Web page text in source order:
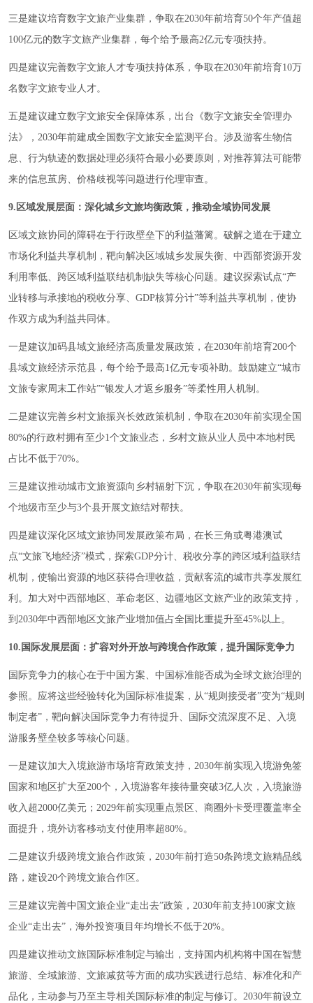
三是建议培育数字文旅产业集群，争取在2030年前培育50个年产值超
100亿元的数字文旅产业集群，每个给予最高2亿元专项扶持。
四是建议完善数字文旅人才专项扶持体系，争取在2030年前培育10万
名数字文旅专业人才。
五是建议建立数字文旅安全保障体系，出台《数字文旅安全管理办
法》，2030年前建成全国数字文旅安全监测平台。涉及游客生物信
息、行为轨迹的数据处理必须符合最小必要原则，对推荐算法可能带
来的信息茧房、价格歧视等问题进行伦理审查。
9.区域发展层面：深化城乡文旅均衡政策，推动全域协同发展
区域文旅协同的障碍在于行政壁垒下的利益藩篱。破解之道在于建立
市场化利益共享机制，靶向解决区域城乡发展失衡、中西部资源开发
利用率低、跨区域利益联结机制缺失等核心问题。建议探索试点“产
业转移与承接地的税收分享、GDP核算分计”等利益共享机制，使协
作双方成为利益共同体。
一是建议加码县域文旅经济高质量发展政策，在2030年前培育200个
县域文旅经济示范县，每个给予最高1亿元专项补助。鼓励建立“城市
文旅专家周末工作站”“银发人才返乡服务”等柔性用人机制。
二是建议完善乡村文旅振兴长效政策机制，争取在2030年前实现全国
80%的行政村拥有至少1个文旅业态，乡村文旅从业人员中本地村民
占比不低于70%。
三是建议推动城市文旅资源向乡村辐射下沉，争取在2030年前实现每
个地级市至少与3个县开展文旅结对帮扶。
四是建议深化区域文旅协同发展政策布局，在长三角或粤港澳试
点“文旅飞地经济”模式，探索GDP分计、税收分享的跨区域利益联结
机制，使输出资源的地区获得合理收益，贡献客流的城市共享发展红
利。加大对中西部地区、革命老区、边疆地区文旅产业的政策支持，
到2030年中西部地区文旅产业增加值占全国比重提升至45%以上。
10.国际发展层面：扩容对外开放与跨境合作政策，提升国际竞争力
国际竞争力的核心在于中国方案、中国标准能否成为全球文旅治理的
参照。应将这些经验转化为国际标准提案，从“规则接受者”变为“规则
制定者”，靶向解决国际竞争力有待提升、国际交流深度不足、入境
游服务壁垒较多等核心问题。
一是建议加大入境旅游市场培育政策支持，2030年前实现入境游免签
国家和地区扩大至200个，入境游客年接待量突破3亿人次，入境旅游
收入超2000亿美元；2029年前实现重点景区、商圈外卡受理覆盖率全
面提升，境外访客移动支付使用率超80%。
二是建议升级跨境文旅合作政策，2030年前打造50条跨境文旅精品线
路，建设20个跨境文旅合作区。
三是建议完善中国文旅企业“走出去”政策，2030年前支持100家文旅
企业“走出去”，海外投资项目年均增长不低于20%。
四是建议推动文旅国际标准制定与输出，支持国内机构将中国在智慧
旅游、全域旅游、文旅减贫等方面的成功实践进行总结、标准化和产
品化，主动参与乃至主导相关国际标准的制定与修订。2030年前设立